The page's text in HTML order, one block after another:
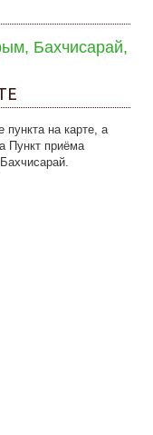
Бахчисарай,
на карте, а
Пункт приёма